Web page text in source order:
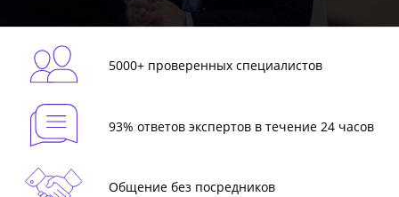
5000+ проверенных специалистов
93% ответов экспертов в течение 24 часов
Общение без посредников